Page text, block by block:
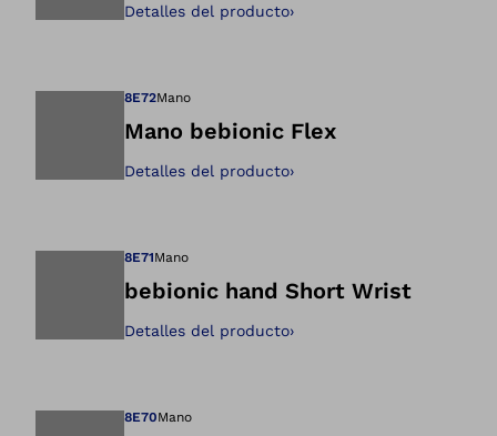
Detalles del producto›
8E72Mano
Mano bebionic Flex
Detalles del producto›
8E71Mano
bebionic hand Short Wrist
Detalles del producto›
8E70Mano